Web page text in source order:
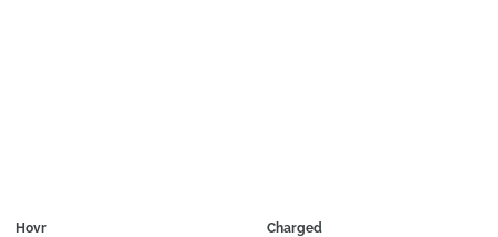
Hovr Charged